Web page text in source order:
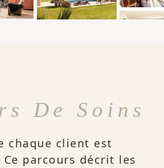
De Soins
chaque client est
parcours décrit les